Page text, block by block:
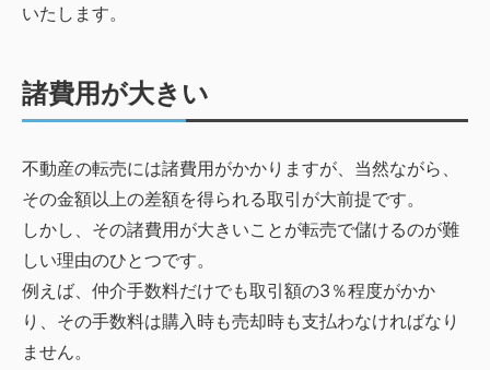
いたします。
諸費用が大きい
不動産の転売には諸費用がかかりますが、当然ながら、
その金額以上の差額を得られる取引が大前提です。
しかし、その諸費用が大きいことが転売で儲けるのが難
しい理由のひとつです。
例えば、仲介手数料だけでも取引額の3％程度がかか
り、その手数料は購入時も売却時も支払わなければなり
ません。